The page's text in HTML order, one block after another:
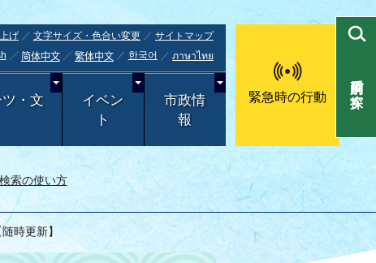
げ 文字サイズ・色合い変更
サイトマップ
简体中文 繁体中文 한국어 ภาษาไทย
・文
イベン
ト
市政情
報
緊急時の行動
検索の使い方
目的別で探す
時更新】